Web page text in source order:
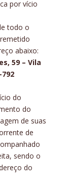
por vício
todo o
abaixo:
59 – Vila
do
do
de suas
de
sendo o
do